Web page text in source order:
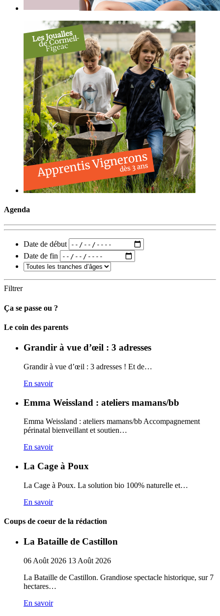
Agenda
Date de début
Date de fin
Filtrer
Ça se passe ou ?
Carto
Le coin des parents
Grandir à vue d’œil : 3 adresses
Grandir à vue d’œil : 3 adresses ! Et de…
En savoir
Emma Weissland : ateliers mamans/bb
Emma Weissland : ateliers mamans/bb Accompagnement
périnatal bienveillant et soutien…
En savoir
La Cage à Poux
La Cage à Poux. La solution bio 100% naturelle et…
En savoir
Coups de coeur de la rédaction
La Bataille de Castillon
06 Août 2026 13 Août 2026
La Bataille de Castillon. Grandiose spectacle historique, sur 7
hectares…
En savoir